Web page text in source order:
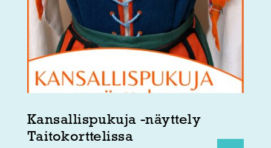
Kansallispukuja -näyttely
Taitokorttelissa